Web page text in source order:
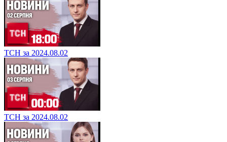
ТСН за 2024.08.02
ТСН за 2024.08.02